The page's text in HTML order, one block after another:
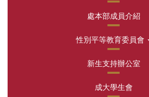
處本部成員介紹
性別平等教育委員會
新生支持辦公室
成大學生會